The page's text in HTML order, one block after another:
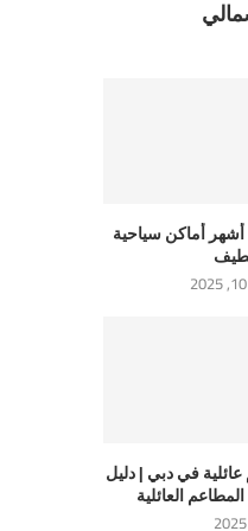
أشهر أماكن سياحية
في دبي | دليل
العائلية